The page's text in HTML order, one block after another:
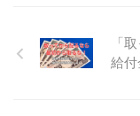
「
給